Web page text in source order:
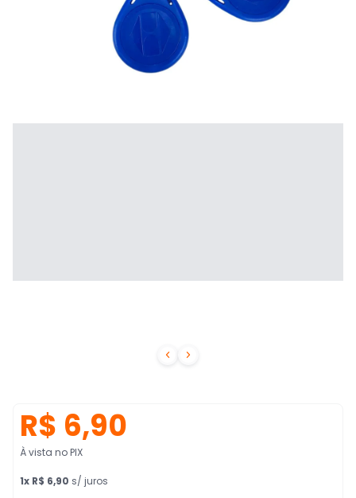
 
R$ 6,90
À vista no PIX
1x R$ 6,90 s/ juros